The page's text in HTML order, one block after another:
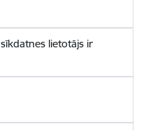
lietotājs ir